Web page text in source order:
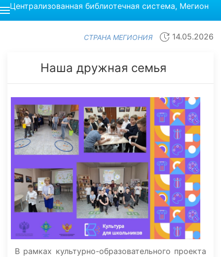
Централизованная библиотечная система, Мегион
СТРАНА МЕГИОНИЯ 14.05.2026
Наша дружная семья
В рамках культурно-образовательного проекта